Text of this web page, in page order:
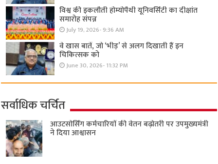
विश्व की इकलौती होम्योपैथी यूनिवर्सिटी का दीक्षांत
समारोह संपन्न
July 19, 2026- 9:36 AM
वे खास बातें, जो ‘भीड़’ से अलग दिखाती हैं इन
चिकित्सक को
June 30, 2026- 11:32 PM
सर्वाधिक चर्चित
आउटसोर्सिंग कर्मचारियों की वेतन बढ़ोतरी पर उपमुख्यमंत्री
ने दिया आश्वासन